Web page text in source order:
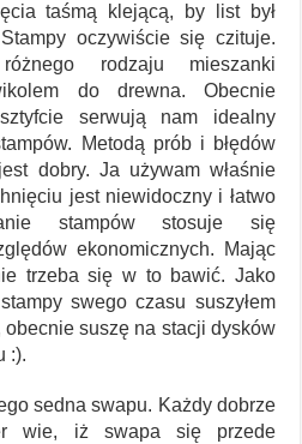
taśmą klejącą, by list był
oczywiście się czituje.
rodzaju mieszanki
do drewna. Obecnie
serwują nam idealny
Metodą prób i błędów
dobry. Ja używam właśnie
jest niewidoczny i łatwo
stampów stosuje się
ekonomicznych. Mając
trzeba się w to bawić. Jako
swego czasu suszyłem
suszę na stacji dysków
:).
sedna swapu. Każdy dobrze
wie, iż swapa się przede